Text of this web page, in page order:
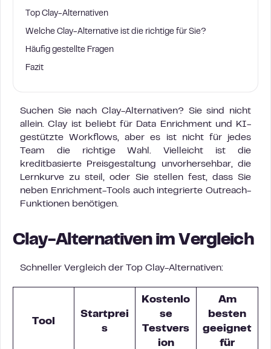
Top Clay-Alternativen
Welche Clay-Alternative ist die richtige für Sie?
Häufig gestellte Fragen
Fazit
Suchen Sie nach Clay-Alternativen? Sie sind nicht
allein. Clay ist beliebt für Data Enrichment und KI-
gestützte Workflows, aber es ist nicht für jedes
Team die richtige Wahl. Vielleicht ist die
kreditbasierte Preisgestaltung unvorhersehbar, die
Lernkurve zu steil, oder Sie stellen fest, dass Sie
neben Enrichment-Tools auch integrierte Outreach-
Funktionen benötigen.
Clay-Alternativen im Vergleich
Schneller Vergleich der Top Clay-Alternativen:
Tool
Startprei
s
Kostenlo
se
Testvers
ion
Am
besten
geeignet
für